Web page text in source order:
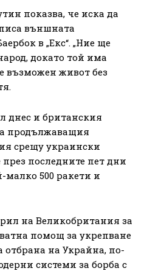
показва, че иска да
външната
в „Екс“. „Ние ще
докато той има
възможен живот без
днес и британския
продължаващия
срещу украински
през последните пет дни
малко 500 ракети и
на Великобритания за
помощ за укрепване
на Украйна, по-
системи за борба с